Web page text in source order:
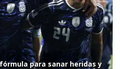
para sanar heridas y